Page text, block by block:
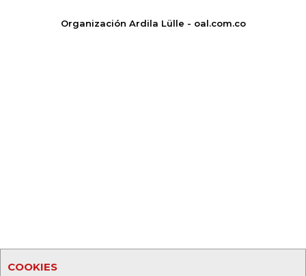
COOKIES
Organización Ardila Lülle - oal.com.co